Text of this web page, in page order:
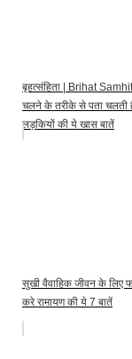
बृहत्संहिता | Brihat
चलने के तरीके से पता चलती
लड़कियों की ये खास बातें
सुखी वैवाहिक जीवन के लिए
करे रामायण की ये 7 बातें